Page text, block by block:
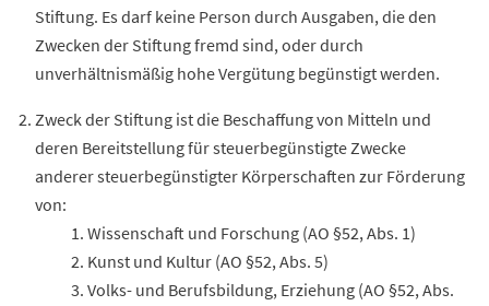
Stiftung. Es darf keine Person durch Ausgaben, die den
Zwecken der Stiftung fremd sind, oder durch
unverhältnismäßig hoheVergütung begünstigt werden.
Zweck der Stiftung ist die Beschaffung von Mitteln und
deren Bereitstellung für steuerbegünstigte Zwecke
anderer steuerbegünstigter Körperschaften zur Förderung
von:
Wissenschaft und Forschung (AO §52, Abs. 1)
Kunst und Kultur (AO §52, Abs. 5)
Volks- und Berufsbildung, Erziehung (AO §52, Abs.